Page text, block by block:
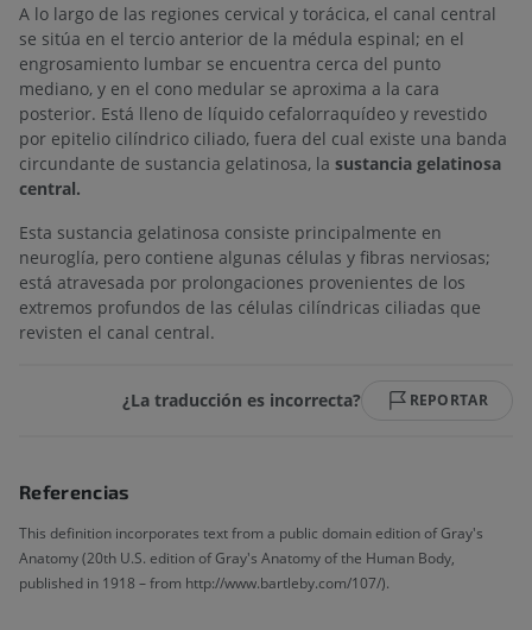
A lo largo de las regiones cervical y torácica, el canal central
se sitúa en el tercio anterior de la médula espinal; en el
engrosamiento lumbar se encuentra cerca del punto
mediano, y en el cono medular se aproxima a la cara
posterior. Está lleno de líquido cefalorraquídeo y revestido
por epitelio cilíndrico ciliado, fuera del cual existe una banda
circundante de sustancia gelatinosa, la sustancia gelatinosa
central.
Esta sustancia gelatinosa consiste principalmente en
neuroglía, pero contiene algunas células y fibras nerviosas;
está atravesada por prolongaciones provenientes de los
extremos profundos de las células cilíndricas ciliadas que
revisten el canal central.
¿La traducción es incorrecta? REPORTAR
Referencias
This definition incorporates text from a public domain edition of Gray's
Anatomy (20th U.S. edition of Gray's Anatomy of the Human Body,
published in 1918 – from http://www.bartleby.com/107/).